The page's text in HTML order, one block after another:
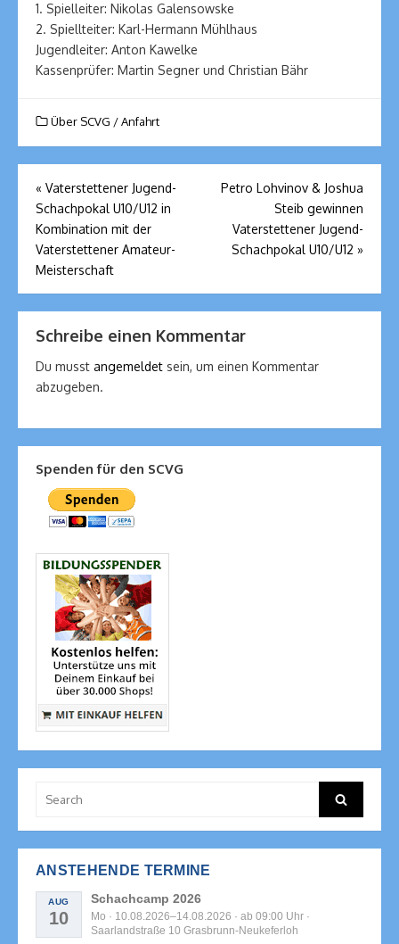
1. Spielleiter: Nikolas Galensowske
2. Spiellteiter: Karl-Hermann Mühlhaus
Jugendleiter: Anton Kawelke
Kassenprüfer: Martin Segner und Christian Bähr
Über SCVG / Anfahrt
Beitragsnavigation
« Vaterstettener Jugend-
Schachpokal U10/U12 in
Kombination mit der
Vaterstettener Amateur-
Meisterschaft
Petro Lohvinov & Joshua
Steib gewinnen
Vaterstettener Jugend-
Schachpokal U10/U12 »
Schreibe einen Kommentar
Du musst angemeldet sein, um einen Kommentar
abzugeben.
Spenden für den SCVG
for:
Search
ANSTEHENDE TERMINE
AUG
10
Schachcamp 2026
Mo · 10.08.2026–14.08.2026 · ab 09:00 Uhr ·
Saarlandstraße 10 Grasbrunn-Neukeferloh